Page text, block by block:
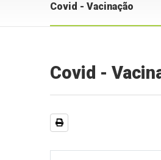
Covid - Vacinação
Covid -